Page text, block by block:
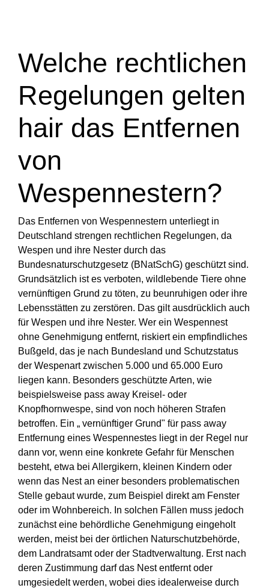
Welche rechtlichen
Regelungen gelten
hair das Entfernen
von
Wespennestern?
Das Entfernen von Wespennestern unterliegt in
Deutschland strengen rechtlichen Regelungen, da
Wespen und ihre Nester durch das
Bundesnaturschutzgesetz (BNatSchG) geschützt sind.
Grundsätzlich ist es verboten, wildlebende Tiere ohne
vernünftigen Grund zu töten, zu beunruhigen oder ihre
Lebensstätten zu zerstören. Das gilt ausdrücklich auch
für Wespen und ihre Nester. Wer ein Wespennest
ohne Genehmigung entfernt, riskiert ein empfindliches
Bußgeld, das je nach Bundesland und Schutzstatus
der Wespenart zwischen 5.000 und 65.000 Euro
liegen kann. Besonders geschützte Arten, wie
beispielsweise pass away Kreisel- oder
Knopfhornwespe, sind von noch höheren Strafen
betroffen. Ein „ vernünftiger Grund" für pass away
Entfernung eines Wespennestes liegt in der Regel nur
dann vor, wenn eine konkrete Gefahr für Menschen
besteht, etwa bei Allergikern, kleinen Kindern oder
wenn das Nest an einer besonders problematischen
Stelle gebaut wurde, zum Beispiel direkt am Fenster
oder im Wohnbereich. In solchen Fällen muss jedoch
zunächst eine behördliche Genehmigung eingeholt
werden, meist bei der örtlichen Naturschutzbehörde,
dem Landratsamt oder der Stadtverwaltung. Erst nach
deren Zustimmung darf das Nest entfernt oder
umgesiedelt werden, wobei dies idealerweise durch